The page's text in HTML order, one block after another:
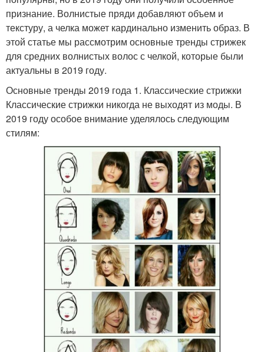
признание. Волнистые пряди добавляют объем и
текстуру, а челка может кардинально изменить образ. В
этой статье мы рассмотрим основные тренды стрижек
для средних волнистых волос с челкой, которые были
актуальны в 2019 году.
Основные тренды 2019 года 1. Классические стрижки
Классические стрижки никогда не выходят из моды. В
2019 году особое внимание уделялось следующим
стилям: